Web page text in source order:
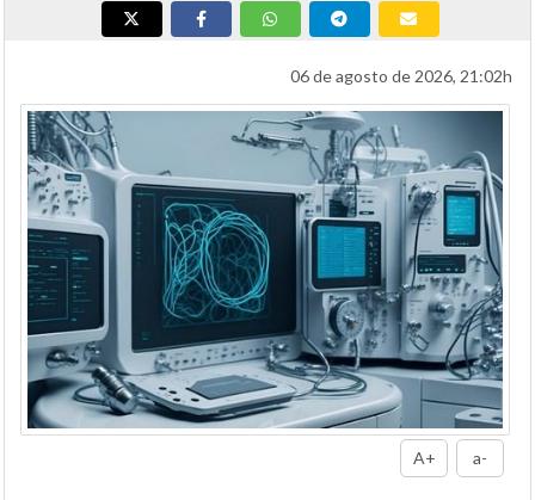
06 de agosto de 2026, 21:02h
A+ a-